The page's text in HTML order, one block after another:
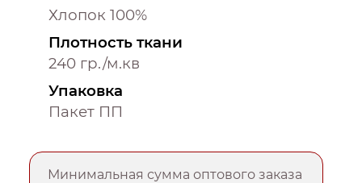
Хлопок 100%
Плотность ткани
240 гр./м.кв
Упаковка
Пакет ПП
Минимальная сумма оптового заказа